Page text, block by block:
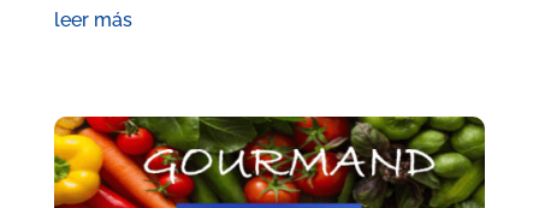
leer más